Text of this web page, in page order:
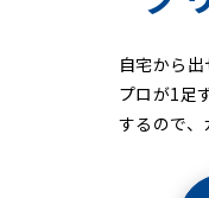
自宅から
プロが1足
するので、